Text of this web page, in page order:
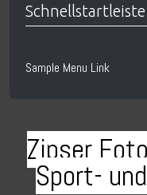
Schnellstartleiste
Sample Menu Link
Zipser
Sport-